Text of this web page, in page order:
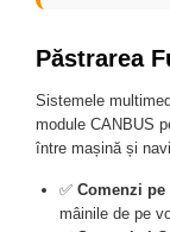
Camera
Rame
Camera
Accesorii auto
Păstrarea
Sistemele
module CANBUS
între mașină și
✅ Comenzi pe
mâinile de pe